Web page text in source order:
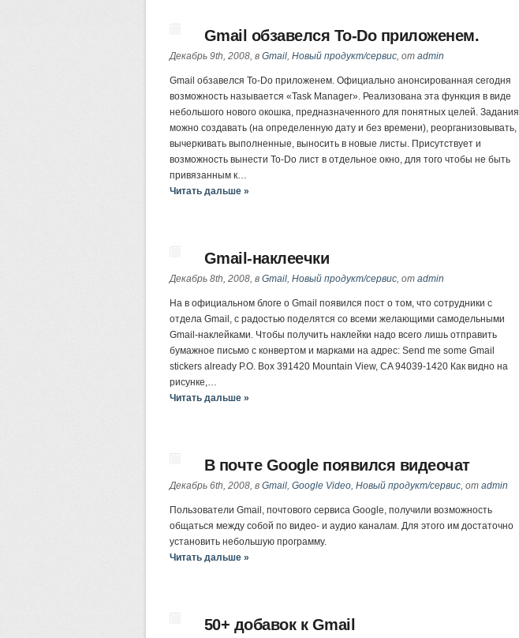
Gmail обзавелся To-Do приложенем.
Декабрь 9th, 2008, в Gmail, Новый продукт/сервис, от admin
Gmail обзавелся To-Do приложенем. Официально анонсированная сегодня
возможность называется «Task Manager». Реализована эта функция в виде
небольшого нового окошка, предназначенного для понятных целей. Задания
можно создавать (на определенную дату и без времени), реорганизовывать,
вычеркивать выполненные, выносить в новые листы. Присутствует и
возможность вынести To-Do лист в отдельное окно, для того чтобы не быть
привязанным к…
Читать дальше »
Gmail-наклеечки
Декабрь 8th, 2008, в Gmail, Новый продукт/сервис, от admin
На в официальном блоге о Gmail появился пост о том, что сотрудники с
отдела Gmail, с радостью поделятся со всеми желающими самодельными
Gmail-наклейками. Чтобы получить наклейки надо всего лишь отправить
бумажное письмо с конвертом и марками на адрес: Send me some Gmail
stickers already P.O. Box 391420 Mountain View, CA 94039-1420 Как видно на
рисунке,…
Читать дальше »
В почте Google появился видеочат
Декабрь 6th, 2008, в Gmail, Google Video, Новый продукт/сервис, от admin
Пользователи Gmail, почтового сервиса Google, получили возможность
общаться между собой по видео- и аудио каналам. Для этого им достаточно
установить небольшую программу.
Читать дальше »
50+ добавок к Gmail